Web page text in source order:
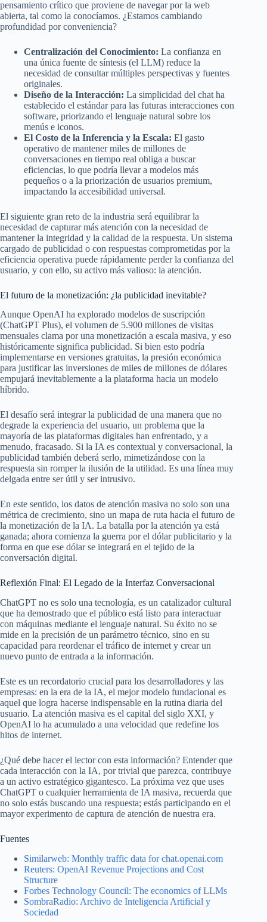
pensamiento crítico que proviene de navegar por la web
abierta, tal como la conocíamos. ¿Estamos cambiando
profundidad por conveniencia?
Centralización del Conocimiento: La confianza en
una única fuente de síntesis (el LLM) reduce la
necesidad de consultar múltiples perspectivas y fuentes
originales.
Diseño de la Interacción: La simplicidad del chat ha
establecido el estándar para las futuras interacciones con
software, priorizando el lenguaje natural sobre los
menús e iconos.
El Costo de la Inferencia y la Escala: El gasto
operativo de mantener miles de millones de
conversaciones en tiempo real obliga a buscar
eficiencias, lo que podría llevar a modelos más
pequeños o a la priorización de usuarios premium,
impactando la accesibilidad universal.
El siguiente gran reto de la industria será equilibrar la
necesidad de capturar más atención con la necesidad de
mantener la integridad y la calidad de la respuesta. Un sistema
cargado de publicidad o con respuestas comprometidas por la
eficiencia operativa puede rápidamente perder la confianza del
usuario, y con ello, su activo más valioso: la atención.
El futuro de la monetización: ¿la publicidad inevitable?
Aunque OpenAI ha explorado modelos de suscripción
(ChatGPT Plus), el volumen de 5.900 millones de visitas
mensuales clama por una monetización a escala masiva, y eso
históricamente significa publicidad. Si bien esto podría
implementarse en versiones gratuitas, la presión económica
para justificar las inversiones de miles de millones de dólares
empujará inevitablemente a la plataforma hacia un modelo
híbrido.
El desafío será integrar la publicidad de una manera que no
degrade la experiencia del usuario, un problema que la
mayoría de las plataformas digitales han enfrentado, y a
menudo, fracasado. Si la IA es contextual y conversacional, la
publicidad también deberá serlo, mimetizándose con la
respuesta sin romper la ilusión de la utilidad. Es una línea muy
delgada entre ser útil y ser intrusivo.
En este sentido, los datos de atención masiva no solo son una
métrica de crecimiento, sino un mapa de ruta hacia el futuro de
la monetización de la IA. La batalla por la atención ya está
ganada; ahora comienza la guerra por el dólar publicitario y la
forma en que ese dólar se integrará en el tejido de la
conversación digital.
Reflexión Final: El Legado de la Interfaz Conversacional
ChatGPT no es solo una tecnología, es un catalizador cultural
que ha demostrado que el público está listo para interactuar
con máquinas mediante el lenguaje natural. Su éxito no se
mide en la precisión de un parámetro técnico, sino en su
capacidad para reordenar el tráfico de internet y crear un
nuevo punto de entrada a la información.
Este es un recordatorio crucial para los desarrolladores y las
empresas: en la era de la IA, el mejor modelo fundacional es
aquel que logra hacerse indispensable en la rutina diaria del
usuario. La atención masiva es el capital del siglo XXI, y
OpenAI lo ha acumulado a una velocidad que redefine los
hitos de internet.
¿Qué debe hacer el lector con esta información? Entender que
cada interacción con la IA, por trivial que parezca, contribuye
a un activo estratégico gigantesco. La próxima vez que uses
ChatGPT o cualquier herramienta de IA masiva, recuerda que
no solo estás buscando una respuesta; estás participando en el
mayor experimento de captura de atención de nuestra era.
Fuentes
Similarweb: Monthly traffic data for chat.openai.com
Reuters: OpenAI Revenue Projections and Cost
Structure
Forbes Technology Council: The economics of LLMs
SombraRadio: Archivo de Inteligencia Artificial y
Sociedad